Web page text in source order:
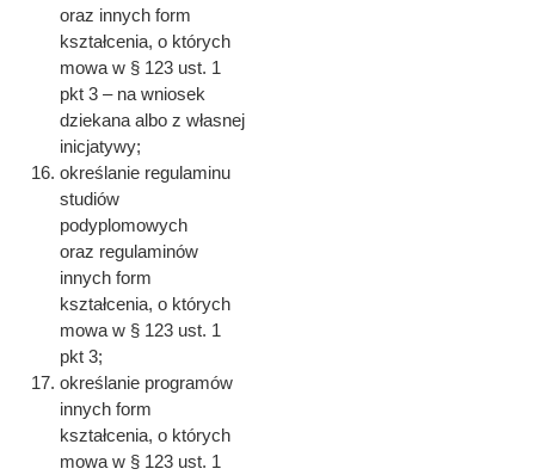
oraz innych form
kształcenia, o których
mowa w § 123 ust. 1
pkt 3 – na wniosek
dziekana albo z własnej
inicjatywy;
określanie regulaminu
studiów
podyplomowych
oraz regulaminów
innych form
kształcenia, o których
mowa w § 123 ust. 1
pkt 3;
określanie programów
innych form
kształcenia, o których
mowa w § 123 ust. 1